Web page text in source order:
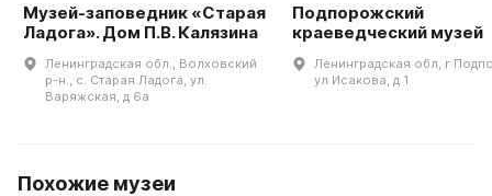
Музей-заповедник «Старая
Ладога». Дом П.В. Калязина
Ленинградская обл., Волховский
р-н., с. Старая Ладога, ул.
Варяжская, д 6а
Подпорожский
краеведческий музей
Ленинградская обл, г
ул Исакова, д 1
Похожие музеи